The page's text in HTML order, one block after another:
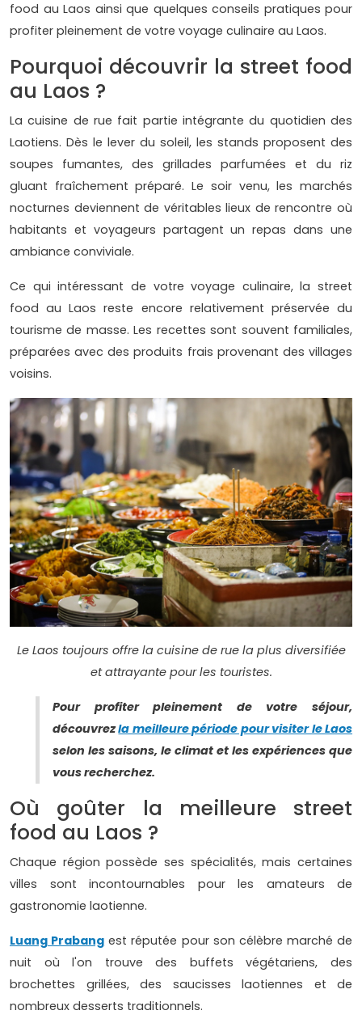
food au Laos ainsi que quelques conseils pratiques pour
profiter pleinement de votre voyage culinaire au Laos.
Pourquoi découvrir la street food
au Laos ?
La cuisine de rue fait partie intégrante du quotidien des
Laotiens. Dès le lever du soleil, les stands proposent des
soupes fumantes, des grillades parfumées et du riz
gluant fraîchement préparé. Le soir venu, les marchés
nocturnes deviennent de véritables lieux de rencontre où
habitants et voyageurs partagent un repas dans une
ambiance conviviale.
Ce qui intéressant de votre voyage culinaire, la street
food au Laos reste encore relativement préservée du
tourisme de masse. Les recettes sont souvent familiales,
préparées avec des produits frais provenant des villages
voisins.
Le Laos toujours offre la cuisine de rue la plus diversifiée
et attrayante pour les touristes.
Pour profiter pleinement de votre séjour,
découvrezla meilleure période pour visiter le Laos
selon les saisons, le climat et les expériences que
vous recherchez.
Où goûter la meilleure street
food au Laos ?
Chaque région possède ses spécialités, mais certaines
villes sont incontournables pour les amateurs de
gastronomie laotienne.
Luang Prabang est réputée pour son célèbre marché de
nuit où l'on trouve des buffets végétariens, des
brochettes grillées, des saucisses laotiennes et de
nombreux desserts traditionnels.